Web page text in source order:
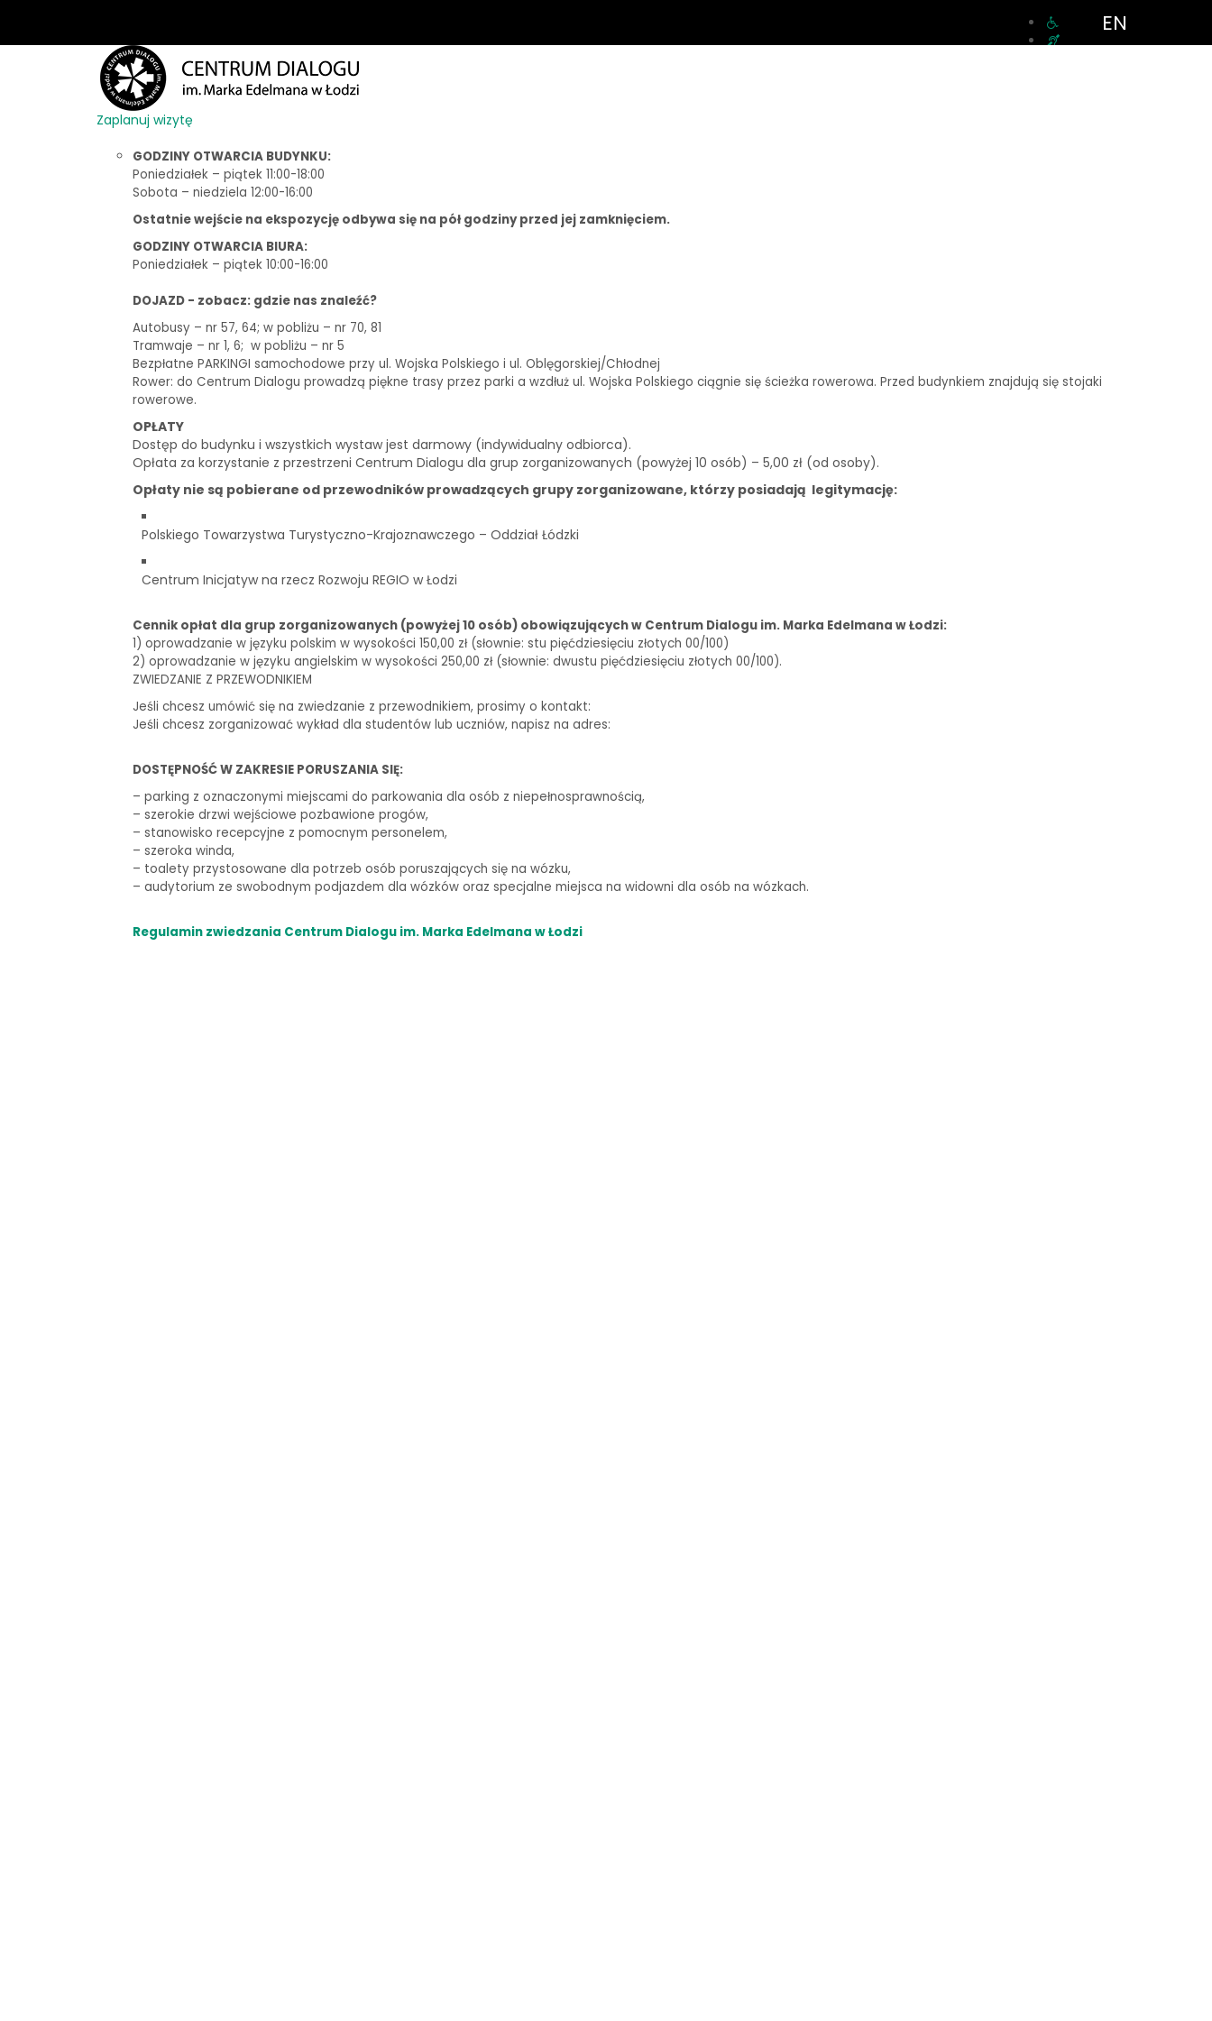
EN
Zaplanuj wizytę
GODZINY OTWARCIA BUDYNKU:
Poniedziałek – piątek 11:00-18:00
Sobota – niedziela 12:00-16:00
Ostatnie wejście na ekspozycję odbywa się na pół godziny przed jej zamknięciem.
GODZINY OTWARCIA BIURA:
Poniedziałek – piątek 10:00-16:00
DOJAZD - zobacz: gdzie nas znaleźć?
Autobusy – nr 57, 64; w pobliżu – nr 70, 81
Tramwaje – nr 1, 6; w pobliżu – nr 5
Bezpłatne PARKINGI samochodowe przy ul. Wojska Polskiego i ul. Oblęgorskiej/Chłodnej
Rower: do Centrum Dialogu prowadzą piękne trasy przez parki a wzdłuż ul. Wojska Polskiego ciągnie się ścieżka rowerowa. Przed budynkiem znajdują się stojaki
rowerowe.
OPŁATY
Dostęp do budynku i wszystkich wystaw jest darmowy (indywidualny odbiorca).
Opłata za korzystanie z przestrzeni Centrum Dialogu dla grup zorganizowanych (powyżej 10 osób) – 5,00 zł (od osoby).
Opłaty nie są pobierane od przewodników prowadzących grupy zorganizowane, którzy posiadają legitymację:
Polskiego Towarzystwa Turystyczno-Krajoznawczego – Oddział Łódzki
Centrum Inicjatyw na rzecz Rozwoju REGIO w Łodzi
Cennik opłat dla grup zorganizowanych (powyżej 10 osób) obowiązujących w Centrum Dialogu im. Marka Edelmana w Łodzi:
1) oprowadzanie w języku polskim w wysokości 150,00 zł (słownie: stu pięćdziesięciu złotych 00/100)
2) oprowadzanie w języku angielskim w wysokości 250,00 zł (słownie: dwustu pięćdziesięciu złotych 00/100).
ZWIEDZANIE Z PRZEWODNIKIEM
Jeśli chcesz umówić się na zwiedzanie z przewodnikiem, prosimy o kontakt:
Jeśli chcesz zorganizować wykład dla studentów lub uczniów, napisz na adres:
DOSTĘPNOŚĆ W ZAKRESIE PORUSZANIA SIĘ:
– parking z oznaczonymi miejscami do parkowania dla osób z niepełnosprawnością,
– szerokie drzwi wejściowe pozbawione progów,
– stanowisko recepcyjne z pomocnym personelem,
– szeroka winda,
– toalety przystosowane dla potrzeb osób poruszających się na wózku,
– audytorium ze swobodnym podjazdem dla wózków oraz specjalne miejsca na widowni dla osób na wózkach.
Regulamin zwiedzania Centrum Dialogu im. Marka Edelmana w Łodzi